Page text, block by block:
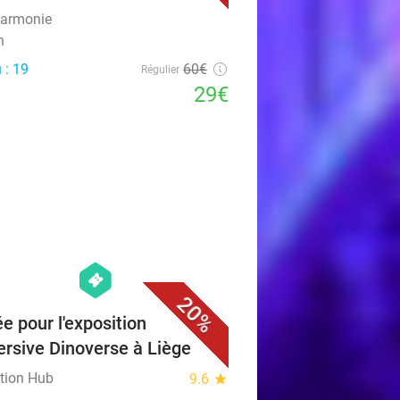
: 19
Régulier 60€
29€
20%
hexagon
events
pour l'exposition
Dinoverse à Liège
Hub 9.6 star